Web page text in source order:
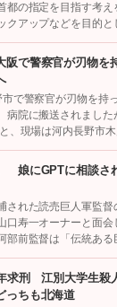
都の指定を目指す考
クアップなどを目的
阪で警察官が刃物を
で警察官が刃物を持
病院に搬送されました
、現場は河内長野市
娘にGPTに相談さ
された読売巨人軍監
口寿一オーナーと面
部前監督は「伝統あ
求刑 江別大学生殺
ちも北海道